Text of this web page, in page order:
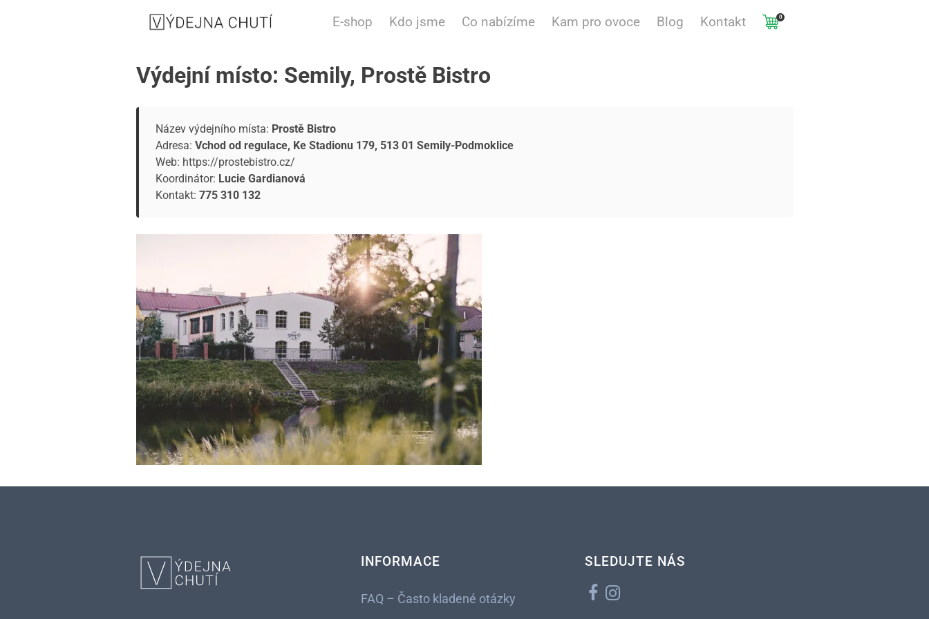
E-shop Kdo jsme Co nabízíme Kam pro ovoce Blog Kontakt 0
Výdejní místo: Semily, Prostě Bistro
Název výdejního místa: Prostě Bistro
Adresa: Vchod od regulace, Ke Stadionu 179, 513 01 Semily-Podmoklice
Web: https://prostebistro.cz/
Koordinátor: Lucie Gardianová
Kontakt: 775 310 132
INFORMACE
FAQ – Často kladené otázky
SLEDUJTE NÁS